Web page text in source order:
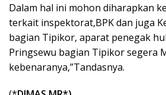
Dalam hal ini mohon diharapkan
terkait inspektorat,BPK dan juga
bagian Tipikor, aparat penegak
Pringsewu bagian Tipikor segera
kebenaranya,”Tandasnya.